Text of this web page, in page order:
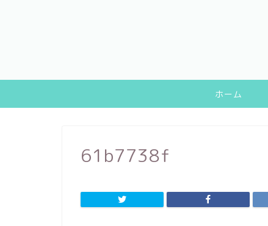
ホーム
61b7738f